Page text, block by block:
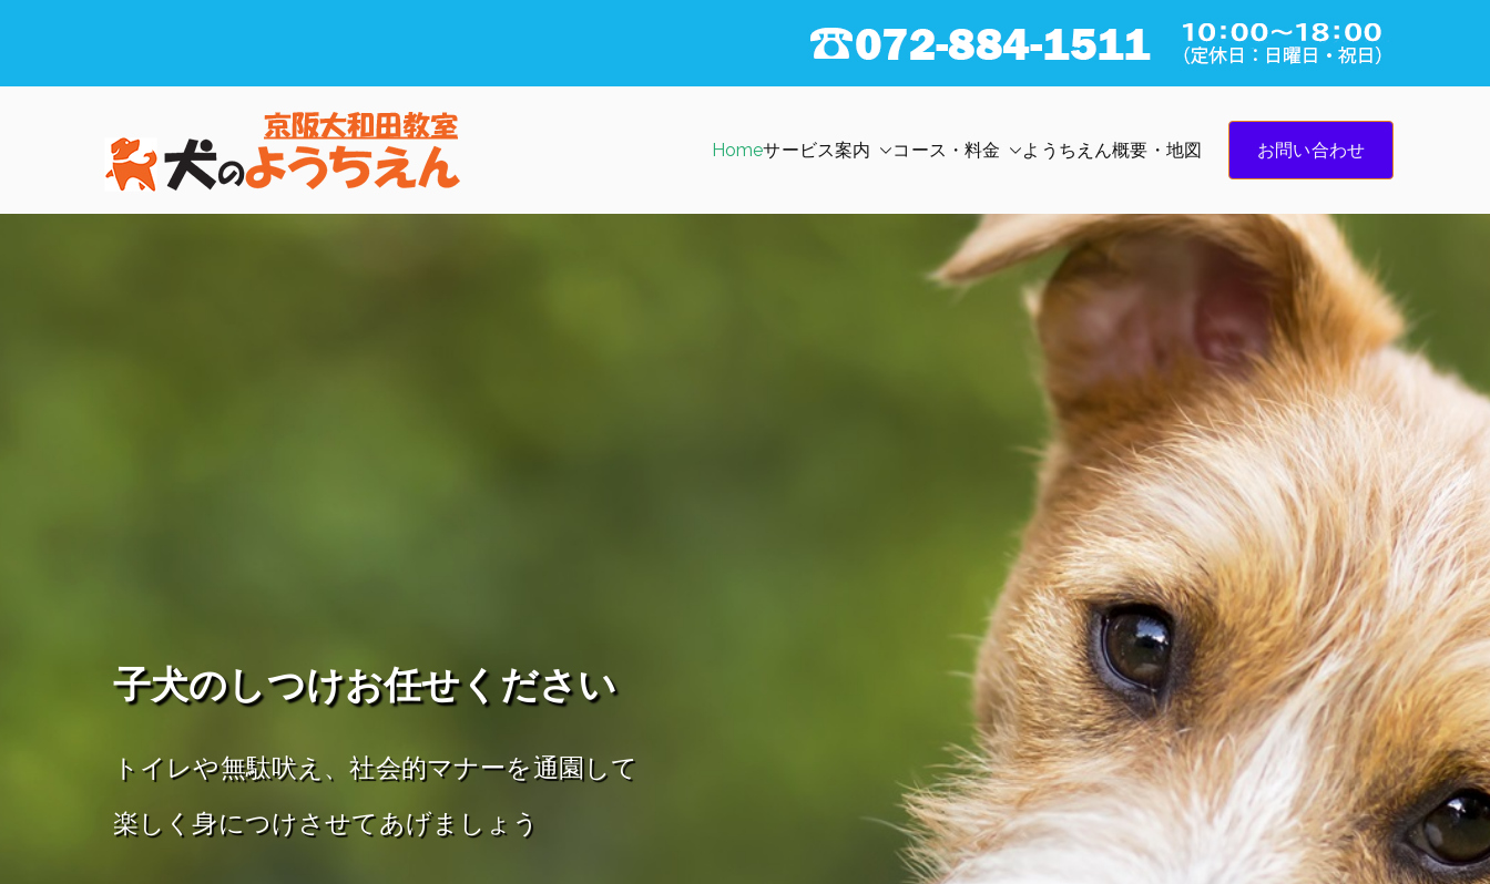
犬のようちえん 京阪大和田教室
子犬のしつけなら、「犬のようちえん」京阪大和田教室へ。トイレや無駄吠え、社会的マナーを通園して楽しく身につけさせてあげ
Homeサービス案内 コース・料金 ようちえん概要・地図 お問い合わせ
子犬のしつけお任せください
トイレや無駄吠え、社会的マナーを通園して
楽しく身につけさせてあげましょう